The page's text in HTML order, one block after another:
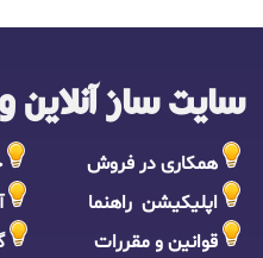
سایت ساز آنلاین
همکاری در فروش
اپلیکیشن راهنما
قوانین و مقررات